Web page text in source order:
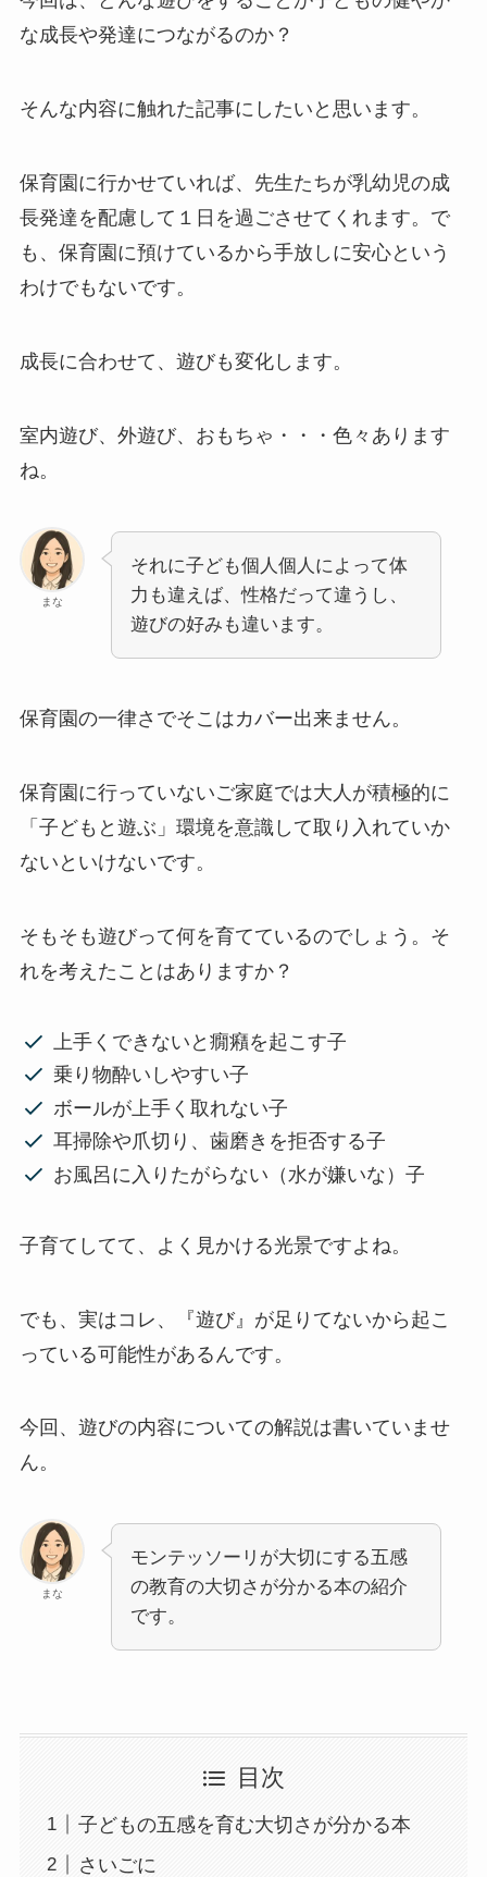
な成長や発達につながるのか？
そんな内容に触れた記事にしたいと思います。
保育園に行かせていれば、先生たちが乳幼児の成
長発達を配慮して１日を過ごさせてくれます。で
も、保育園に預けているから手放しに安心という
わけでもないです。
成長に合わせて、遊びも変化します。
室内遊び、外遊び、おもちゃ・・・色々あります
ね。
まな
それに子ども個人個人によって体
力も違えば、性格だって違うし、
遊びの好みも違います。
保育園の一律さでそこはカバー出来ません。
保育園に行っていないご家庭では大人が積極的に
「子どもと遊ぶ」環境を意識して取り入れていか
ないといけないです。
そもそも遊びって何を育てているのでしょう。そ
れを考えたことはありますか？
上手くできないと癇癪を起こす子
乗り物酔いしやすい子
ボールが上手く取れない子
耳掃除や爪切り、歯磨きを拒否する子
お風呂に入りたがらない（水が嫌いな）子
子育てしてて、よく見かける光景ですよね。
でも、実はコレ、『遊び』が足りてないから起こ
っている可能性があるんです。
今回、遊びの内容についての解説は書いていませ
ん。
まな
モンテッソーリが大切にする五感
の教育の大切さが分かる本の紹介
です。
目次
子どもの五感を育む大切さが分かる本
さいごに